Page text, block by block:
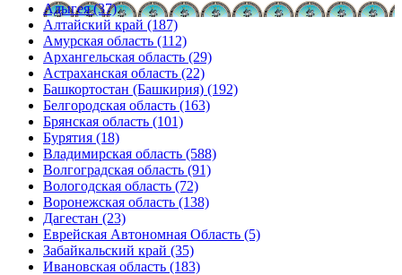
Адыгея (37)
Алтайский край (187)
Амурская область (112)
Архангельская область (29)
Астраханская область (22)
Башкортостан (Башкирия) (192)
Белгородская область (163)
Брянская область (101)
Бурятия (18)
Владимирская область (588)
Волгоградская область (91)
Вологодская область (72)
Воронежская область (138)
Дагестан (23)
Еврейская Автономная Область (5)
Забайкальский край (35)
Ивановская область (183)